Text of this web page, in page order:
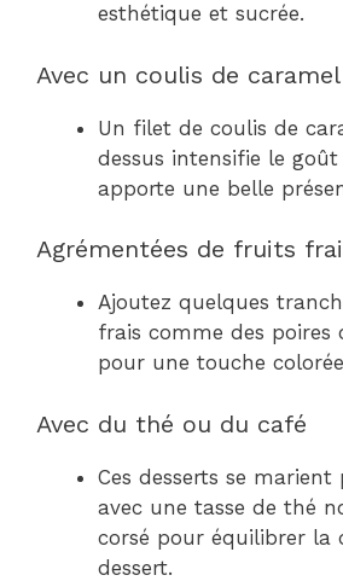
esthétique et sucrée.
Avec un coulis de caramel
Un filet de coulis de
dessus intensifie le
apporte une belle
Agrémentées de fruits
Ajoutez quelques
frais comme des poires
pour une touche
Avec du thé ou du café
Ces desserts se
avec une tasse de thé
corsé pour équilibrer la
dessert.